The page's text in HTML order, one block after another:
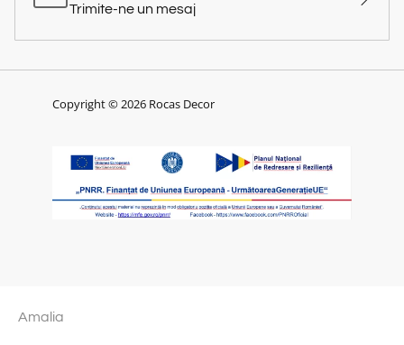
Trimite-ne un mesaj
Copyright © 2026 Rocas Decor
Amalia